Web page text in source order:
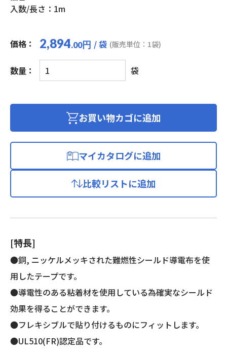
入数/長さ：1m
価格： 2,894.00円 / 袋 (販売単位：1袋)
数量：
シ
ー
ド
袋
お買い物カゴに追加
マイカタログに追加
比較リストに追加
[特長]
●銅, ニッケルメッキされた難燃性シールド導電布を使
用したテープです。
●導電性のある粘着材を使用している為確実なシールド
効果を得ることができます。
●フレキシブルで貼り付けるものにフィットします。
●UL510(FR)認定品です。